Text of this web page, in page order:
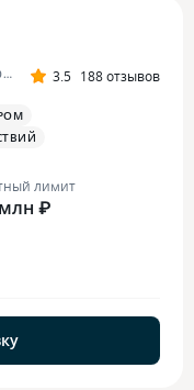
КРЕДИТНАЯ КАРТА 180 ДНЕЙ БЕЗ % 3.5 188 отзывов
лимит
₽